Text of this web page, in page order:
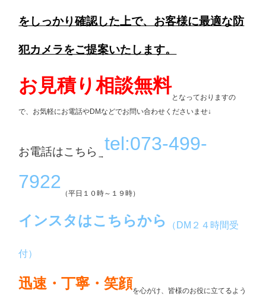
をしっかり確認した上で、お客様に最適な防
犯カメラをご提案いたします。
お見積り相談無料
となっておりますの
で、お気軽にお電話やDMなどでお問い合わせくださいませ↓
お電話はこちら →
tel:073-499-
7922
（平日１０時～１９時）
インスタはこちらから （DM２４時間受
付）
迅速・丁寧・笑顔を心がけ、皆様のお役に立てるよう